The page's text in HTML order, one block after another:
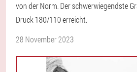
von der Norm. Der schwerwiegendste
Druck 180/110 erreicht.
28 November 2023